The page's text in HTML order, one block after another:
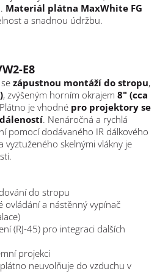
Materiál plátna MaxWhite FG
a snadnou údržbu.
E8
zápustnou montáží do stropu,
, zvýšeným horním okrajem 8" (cca
je vhodné pro projektory se
. Nenáročná a rychlá
pomocí dodávaného IR dálkového
vyztuženého skelnými vlákny je
do stropu
ovládání a nástěnný vypínač
(RJ-45) pro integraci dalších
projekci
neuvolňuje do vzduchu v